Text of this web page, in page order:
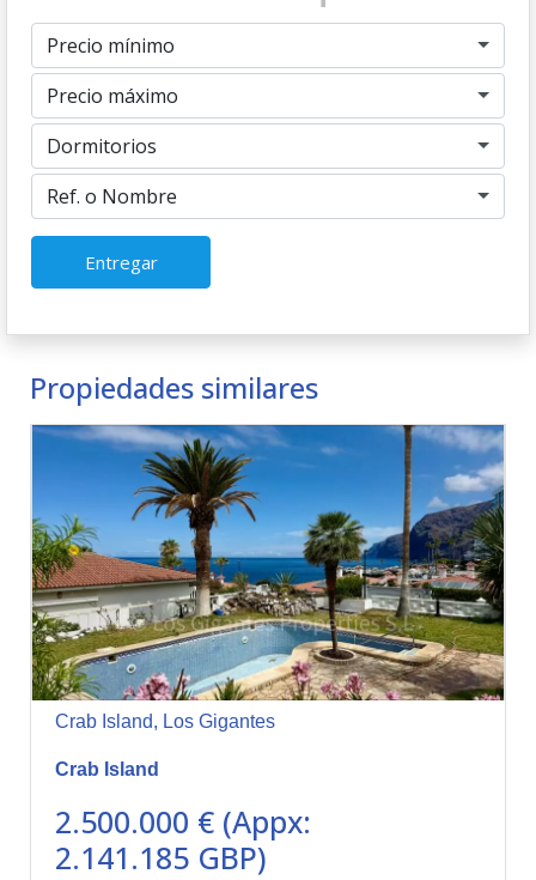
Precio mínimo
Precio máximo
Dormitorios
Ref. o Nombre
Entregar
Propiedades similares
Crab Island, Los Gigantes
Crab Island
2.500.000 € (Appx:
2.141.185 GBP)